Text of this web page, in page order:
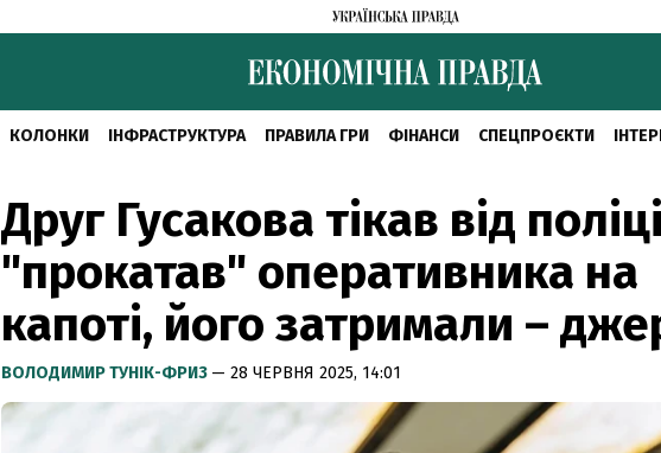
КОЛОНКИ ІНФРАСТРУКТУРА ПРАВИЛА ГРИ ФІНАНСИ СПЕЦПРОЄКТИ
Друг Гусакова тікав від
"прокатав" оперативника на
капоті, його затримали –
ВОЛОДИМИР ТУНІК-ФРИЗ — 28 ЧЕРВНЯ 2025, 14:01